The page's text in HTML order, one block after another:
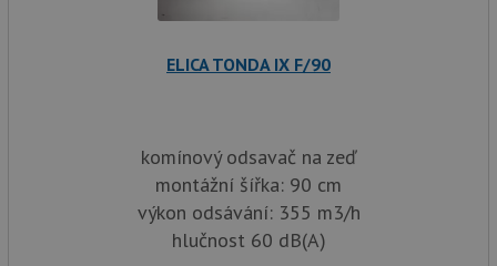
ELICA TONDA IX F/90
komínový odsavač na zeď
montážní šířka: 90 cm
výkon odsávání: 355 m3/h
hlučnost 60 dB(A)